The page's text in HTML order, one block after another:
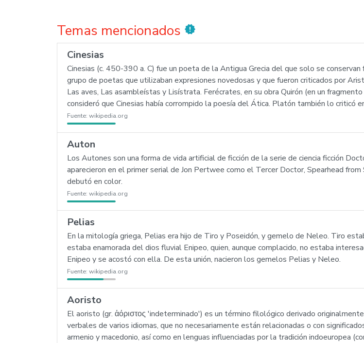
Temas mencionados new_releases
Cinesias
Cinesias (c. 450-390 a. C) fue un poeta de la Antigua Grecia del que solo se
grupo de poetas que utilizaban expresiones novedosas y que fueron criticados por
Las aves, Las asambleístas y Lisístrata. Ferécrates, en su obra Quirón (en un
consideró que Cinesias había corrompido la poesía del Ática. Platón también lo criticó
Fuente: wikipedia.org
Auton
Los Autones son una forma de vida artificial de ficción de la serie de ciencia ficción
aparecieron en el primer serial de Jon Pertwee como el Tercer Doctor, Spearhead
debutó en color.
Fuente: wikipedia.org
Pelias
En la mitología griega, Pelias era hijo de Tiro y Poseidón, y gemelo de Neleo. Tiro
estaba enamorada del dios fluvial Enipeo, quien, aunque complacido, no estaba
Enipeo y se acostó con ella. De esta unión, nacieron los gemelos Pelias y Neleo.
Fuente: wikipedia.org
Aoristo
El aoristo (gr. ἀόριστος 'indeterminado') es un término filológico derivado
verbales de varios idiomas, que no necesariamente están relacionadas o con
armenio y macedonio, así como en lenguas influenciadas por la tradición indoeuropea